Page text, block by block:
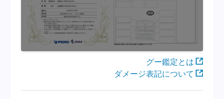
グー鑑定とは
ダメージ表記について